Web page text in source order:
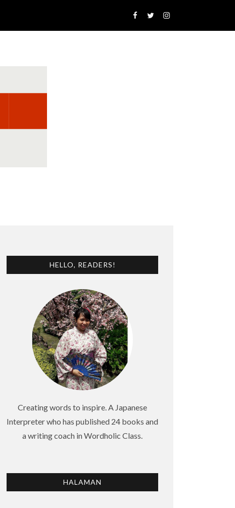
HELLO, READERS!
Creating words to inspire. A Japanese
Interpreter who has published 24 books and
a writing coach in Wordholic Class.
HALAMAN